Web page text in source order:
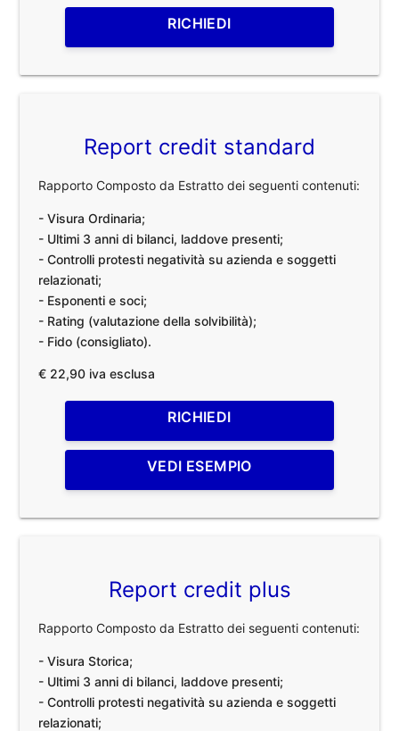
RICHIEDI
Report credit standard
Rapporto Composto da Estratto dei seguenti contenuti:
- Visura Ordinaria;
- Ultimi 3 anni di bilanci, laddove presenti;
- Controlli protesti negatività su azienda e soggetti
relazionati;
- Esponenti e soci;
- Rating (valutazione della solvibilità);
- Fido (consigliato).
€ 22,90 iva esclusa
RICHIEDI
VEDI ESEMPIO
Report credit plus
Rapporto Composto da Estratto dei seguenti contenuti:
- Visura Storica;
- Ultimi 3 anni di bilanci, laddove presenti;
- Controlli protesti negatività su azienda e soggetti
relazionati;